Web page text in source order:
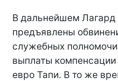
В дальнейшем Лагард
предъявлены
служебных
выплаты
евро Тапи. В то же